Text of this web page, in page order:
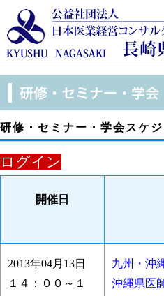
研修・セミナー・学会スケ
ログイン
開催日
2013年04月13日
１４：００～１
九州・沖
沖縄県